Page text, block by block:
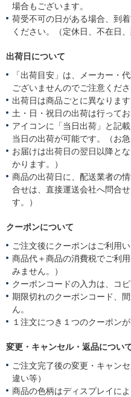
場合もございます。
荷受不可の日がある場合、到
ください。（定休日、不在日
出荷日について
「出荷目安」は、メーカー・
ございませんのでご注意くださ
出荷日は商品ごとに異なります
土・日・祝日の出荷は行ってお
アイコンに「当日出荷」と記
当日の出荷が可能です。（お
お届けは出荷日の翌日以降と
かります。）
商品の出荷日に、配送業者の
合せは、直接運送会社へ問合
す。）
クーポンについて
ご注文後にクーポンはご利用い
商品代＋商品の消費税でご利
みません。）
クーポンコードの入力は、コ
期限切れのクーポンコード、
ん。
１注文につき１つのクーポン
変更・キャンセル・返品につい
ご注文完了後の変更・キャン
違い等）
商品の色柄はディスプレイに